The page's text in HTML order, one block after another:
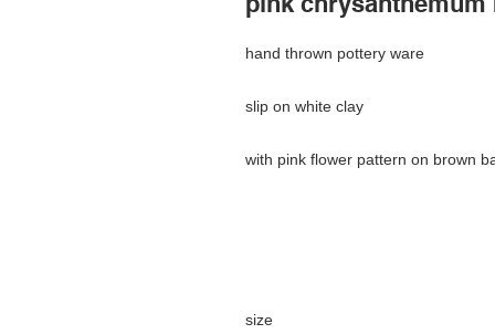
hand thrown pottery ware
slip on white clay
with pink flower pattern on brown
size